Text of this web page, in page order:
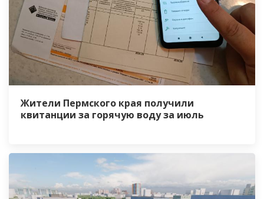
Жители Пермского края получили
квитанции за горячую воду за июль